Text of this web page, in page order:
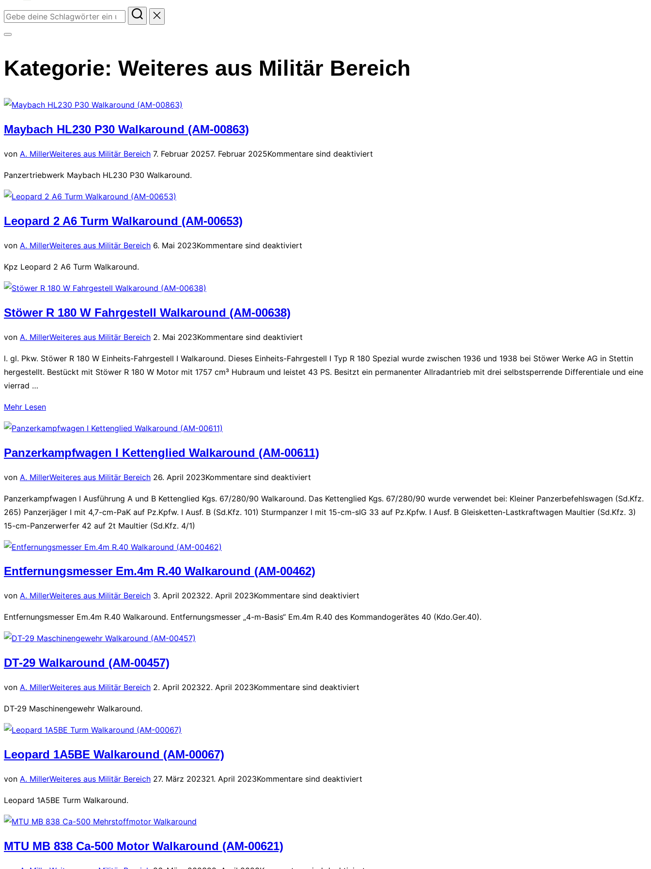
Suchen
Navigation
Kategorie: Weiteres aus Militär Bereich
Maybach HL230 P30 Walkaround (AM-00863)
von A. MillerWeiteres aus Militär BereichVeröffentlicht
7. Februar 20257. Februar 2025Kommentare sind deaktiviert
Panzertriebwerk Maybach HL230 P30 Walkaround.
Leopard 2 A6 Turm Walkaround (AM-00653)
von A. MillerWeiteres aus Militär BereichVeröffentlicht
6. Mai 2023Kommentare sind deaktiviert
Kpz Leopard 2 A6 Turm Walkaround.
Stöwer R 180 W Fahrgestell Walkaround (AM-00638)
von A. MillerWeiteres aus Militär BereichVeröffentlicht
2. Mai 2023Kommentare sind deaktiviert
l. gl. Pkw. Stöwer R 180 W Einheits-Fahrgestell I Walkaround. Dieses Einheits-Fahrgestell I Typ R 180 Spezial wurde zwischen 1936 und 1938 bei Stöwer Werke AG in Stettin
hergestellt. Bestückt mit Stöwer R 180 W Motor mit 1757 cm³ Hubraum und leistet 43 PS. Besitzt ein permanenter Allradantrieb mit drei selbstsperrende Differentiale und eine
vierrad …
Mehr über
R
W
Fahrgestell
(AM-
00638)“
Lesen
Panzerkampfwagen I Kettenglied Walkaround (AM-00611)
von A. MillerWeiteres aus Militär BereichVeröffentlicht
26. April 2023Kommentare sind deaktiviert
Panzerkampfwagen I Ausführung A und B Kettenglied Kgs. 67/280/90 Walkaround. Das Kettenglied Kgs. 67/280/90 wurde verwendet bei: Kleiner Panzerbefehlswagen (Sd.Kfz.
265) Panzerjäger I mit 4,7-cm-PaK auf Pz.Kpfw. I Ausf. B (Sd.Kfz. 101) Sturmpanzer I mit 15-cm-sIG 33 auf Pz.Kpfw. I Ausf. B Gleisketten-Lastkraftwagen Maultier (Sd.Kfz. 3)
15-cm-Panzerwerfer 42 auf 2t Maultier (Sd.Kfz. 4/1)
Entfernungsmesser Em.4m R.40 Walkaround (AM-00462)
von A. MillerWeiteres aus Militär BereichVeröffentlicht
3. April 202322. April 2023Kommentare sind deaktiviert
Entfernungsmesser Em.4m R.40 Walkaround. Entfernungsmesser „4-m-Basis“ Em.4m R.40 des Kommandogerätes 40 (Kdo.Ger.40).
DT-29 Walkaround (AM-00457)
von A. MillerWeiteres aus Militär BereichVeröffentlicht
2. April 202322. April 2023Kommentare sind deaktiviert
DT-29 Maschinengewehr Walkaround.
Leopard 1A5BE Walkaround (AM-00067)
von A. MillerWeiteres aus Militär BereichVeröffentlicht
27. März 202321. April 2023Kommentare sind deaktiviert
Leopard 1A5BE Turm Walkaround.
MTU MB 838 Ca-500 Motor Walkaround (AM-00621)